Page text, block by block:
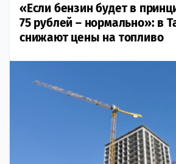
«Если бензин будет в
75 рублей – нормально»: в
снижают цены на топливо